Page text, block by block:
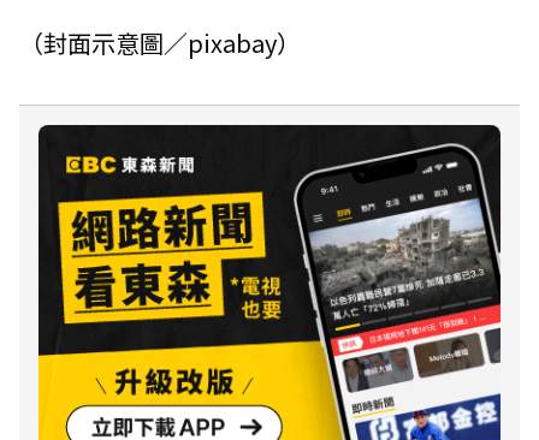
（封面示意圖／pixabay）